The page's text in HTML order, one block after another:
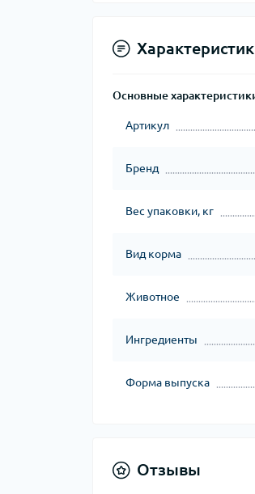
Основные
Артикул
Бренд
Вес упаковки, кг
Вид корма
Животное
Ингредиенты
Форма выпуска
Отзывы